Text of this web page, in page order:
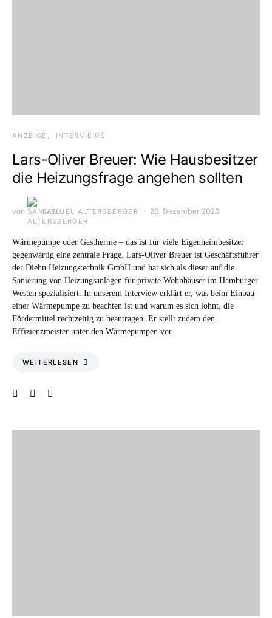
ANZEIGE INTERVIEWS
Lars-Oliver Breuer: Wie Hausbesitzer
die Heizungsfrage angehen sollten
von SAMUEL ALTERSBERGER 20. Dezember 2023
Wärmepumpe oder Gastherme – das ist für viele Eigenheimbesitzer
gegenwärtig eine zentrale Frage. Lars-Oliver Breuer ist Geschäftsführer
der Diehn Heizungstechnik GmbH und hat sich als dieser auf die
Sanierung von Heizungsanlagen für private Wohnhäuser im Hamburger
Westen spezialisiert. In unserem Interview erklärt er, was beim Einbau
einer Wärmepumpe zu beachten ist und warum es sich lohnt, die
Fördermittel rechtzeitig zu beantragen. Er stellt zudem den
Effizienzmeister unter den Wärmepumpen vor.
WEITERLESEN